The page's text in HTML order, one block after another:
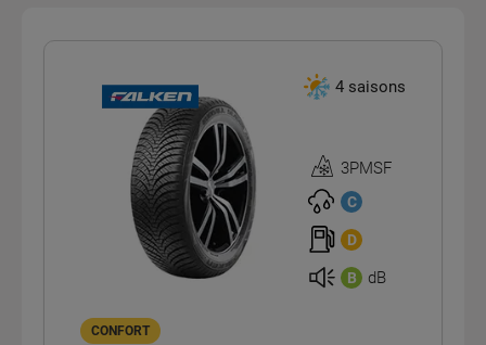
4 saisons
Homologation
3PMSF
3PMSF
C
D
B dB
CONFORT